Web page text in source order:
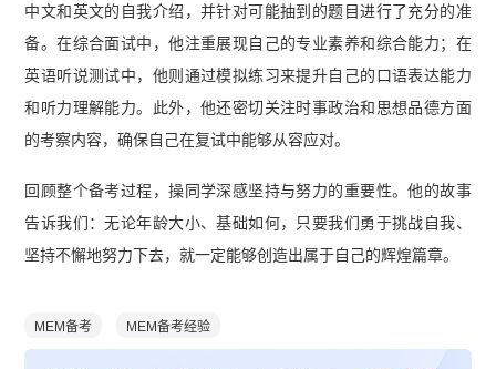
中文和英文的自我介绍，并针对可能抽到的题目进行了充分的准
备。在综合面试中，他注重展现自己的专业素养和综合能力；在
英语听说测试中，他则通过模拟练习来提升自己的口语表达能力
和听力理解能力。此外，他还密切关注时事政治和思想品德方面
的考察内容，确保自己在复试中能够从容应对。
回顾整个备考过程，操同学深感坚持与努力的重要性。他的故事
告诉我们：无论年龄大小、基础如何，只要我们勇于挑战自我、
坚持不懈地努力下去，就一定能够创造出属于自己的辉煌篇章。
MEM备考 MEM备考经验